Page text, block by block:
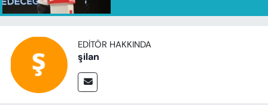
EDITÖR HAKKINDA
şilan